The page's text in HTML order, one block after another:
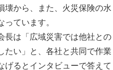
壊から、また、火災保険の水
ています。
長は「広域災害では他社との
たい」と、各社と共同で作業
げるとインタビューで答えて